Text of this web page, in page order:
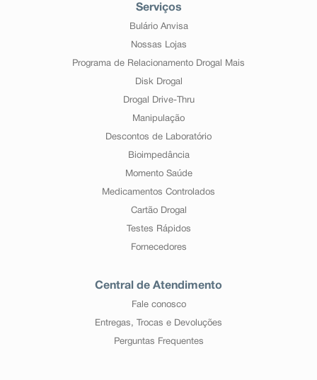
Serviços
Bulário Anvisa
Nossas Lojas
Programa de Relacionamento Drogal Mais
Disk Drogal
Drogal Drive-Thru
Manipulação
Descontos de Laboratório
Bioimpedância
Momento Saúde
Medicamentos Controlados
Cartão Drogal
Testes Rápidos
Fornecedores
Central de Atendimento
Fale conosco
Entregas, Trocas e Devoluções
Perguntas Frequentes